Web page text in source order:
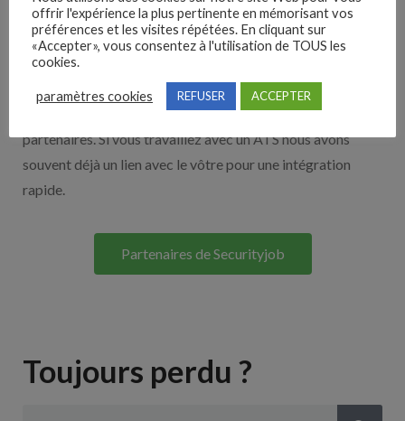
Nos solutions entreprises
Découvrez nos partenaires ! Moteurs de recherches,
multidiffuseurs, sites payant… nombreux sont nos
partenaires. Si vous travaillez avec un ATS nous avons
souvent déjà un lien avec le vôtre pour une intégration
rapide.
Partenaires de Securityjob
Toujours perdu ?
offrir l'expérience la plus pertinente en mémorisant vos
préférences et les visites répétées. En cliquant sur
«Accepter», vous consentez à l'utilisation de TOUS les
cookies.
paramètres cookies REFUSER ACCEPTER